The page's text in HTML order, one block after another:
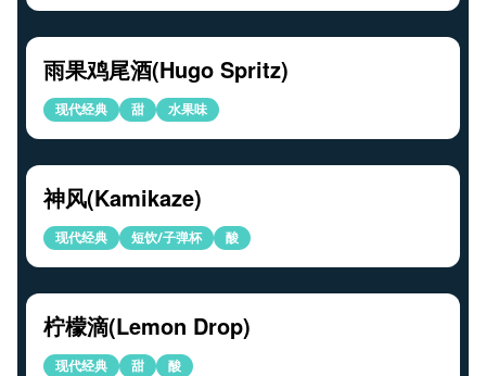
雨果鸡尾酒(Hugo Spritz)
现代经典 甜 水果味
神风(Kamikaze)
现代经典 短饮/子弹杯 酸
柠檬滴(Lemon Drop)
现代经典 甜 酸